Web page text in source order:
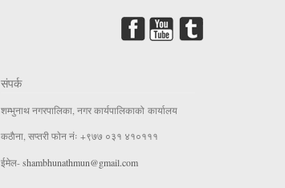
संपर्क
शम्भुनाथ नगरपालिका, नगर कार्यपालिकाको कार्यालय
कठाैना, सप्तरी फाेन नंः +९७७ ०३१ ४१०१११
ईमेल-shambhunathmun@gmail.com